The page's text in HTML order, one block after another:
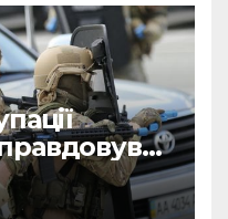
агітатора